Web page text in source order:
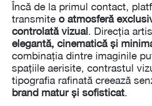
Încă de la primul contact,
transmite o atmosferă
controlată vizual. Direcția
elegantă, cinematică și
combinația dintre imaginile
spațiile aerisite, contrastul
tipografia rafinată creează
brand matur și sofisticat.